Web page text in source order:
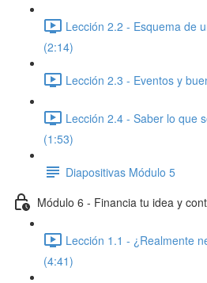
Lección 2.2 - Esquema de
(2:14)
Lección 2.3 - Eventos y
Lección 2.4 - Saber lo que
(1:53)
Diapositivas Módulo 5
Módulo 6 - Financia tu idea y
Lección 1.1 - ¿Realmente
(4:41)